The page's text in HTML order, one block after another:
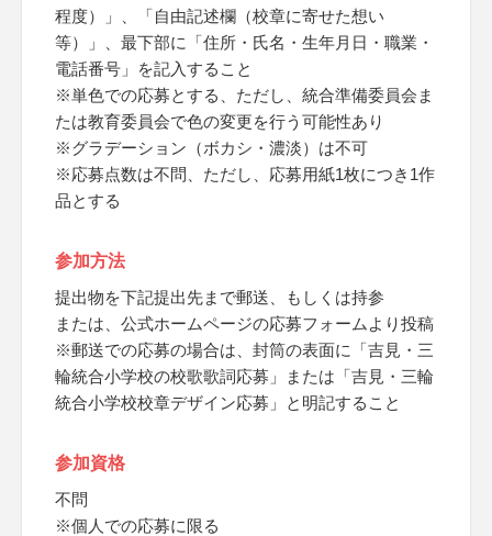
程度）」、「自由記述欄（校章に寄せた想い
等）」、最下部に「住所・氏名・生年月日・職業・
電話番号」を記入すること
※単色での応募とする、ただし、統合準備委員会ま
たは教育委員会で色の変更を行う可能性あり
※グラデーション（ボカシ・濃淡）は不可
※応募点数は不問、ただし、応募用紙1枚につき1作
品とする
参加方法
提出物を下記提出先まで郵送、もしくは持参
または、公式ホームページの応募フォームより投稿
※郵送での応募の場合は、封筒の表面に「吉見・三
輪統合小学校の校歌歌詞応募」または「吉見・三輪
統合小学校校章デザイン応募」と明記すること
参加資格
不問
※個人での応募に限る